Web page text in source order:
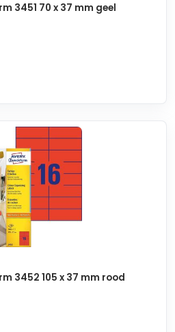
3451 70 x 37 mm geel
3452 105 x 37 mm rood